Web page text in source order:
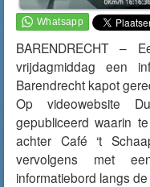
BARENDRECHT –
vrijdagmiddag een
Barendrecht kapot
Op videowebsite
gepubliceerd waarin
achter Café ‘t
vervolgens met
informatiebord langs